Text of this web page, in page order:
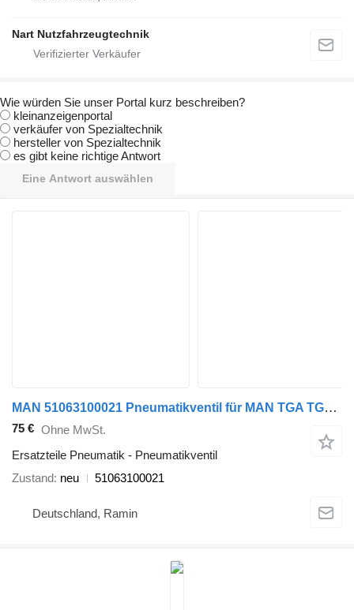
Nart Nutzfahrzeugtechnik
Wie würden Sie unser Portal kurz beschreiben?
kleinanzeigenportal
verkäufer von Spezialtechnik
hersteller von Spezialtechnik
es gibt keine richtige Antwort
Eine Antwort auswählen
MAN 51063100021 Pneumatikventil für MAN TGA TGS TGX EURO 5 EURO 6 LKW
75 € Ohne MwSt.
Ersatzteile Pneumatik - Pneumatikventil
Zustand neu 51063100021
Deutschland, Ramin